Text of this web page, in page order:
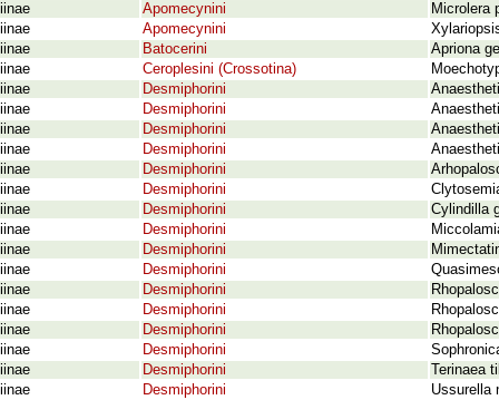
Apomecynini
Microlera
Apomecynini
Batocerini
Apriona
Ceroplesini (Crossotina)
Desmiphorini
Desmiphorini
Desmiphorini
Desmiphorini
Desmiphorini
Desmiphorini
Desmiphorini
Cylindilla
Desmiphorini
Desmiphorini
Desmiphorini
Desmiphorini
Desmiphorini
Desmiphorini
Desmiphorini
Desmiphorini
Terinaea
Desmiphorini
Ussurella